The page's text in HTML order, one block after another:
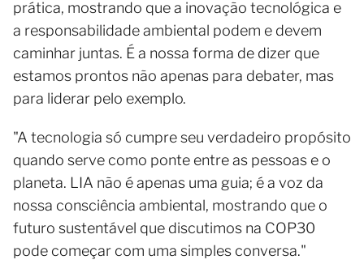
prática, mostrando que a inovação tecnológica e
a responsabilidade ambiental podem e devem
caminhar juntas. É a nossa forma de dizer que
estamos prontos não apenas para debater, mas
para liderar pelo exemplo.
"A tecnologia só cumpre seu verdadeiro propósito
quando serve como ponte entre as pessoas e o
planeta. LIA não é apenas uma guia; é a voz da
nossa consciência ambiental, mostrando que o
futuro sustentável que discutimos na COP30
pode começar com uma simples conversa."